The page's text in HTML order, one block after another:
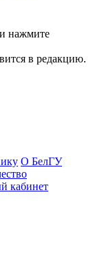
нажмите
в редакцию.
О БелГУ
кабинет